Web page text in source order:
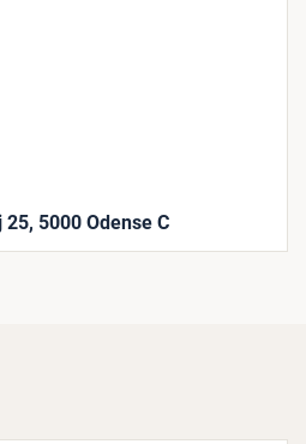
25, 5000 Odense C